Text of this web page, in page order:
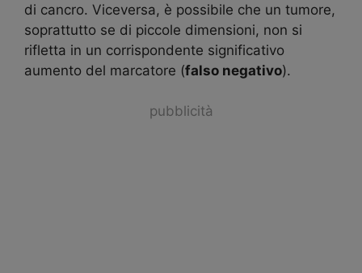
di cancro. Viceversa, è possibile che un tumore,
soprattutto se di piccole dimensioni, non si
rifletta in un corrispondente significativo
aumento del marcatore (falso negativo).
pubblicità